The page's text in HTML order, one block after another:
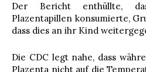
Der Bericht enthüllte,
Plazentapillen konsumierte,
dass dies an ihr Kind
Die CDC legt nahe, dass
Plazenta nicht auf die